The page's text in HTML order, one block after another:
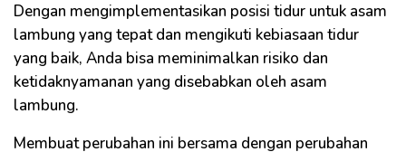
Dengan mengimplementasikan posisi tidur untuk asam
lambung yang tepat dan mengikuti kebiasaan tidur
yang baik, Anda bisa meminimalkan risiko dan
ketidaknyamanan yang disebabkan oleh asam
lambung.
Membuat perubahan ini bersama dengan perubahan